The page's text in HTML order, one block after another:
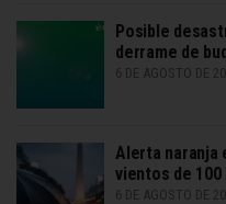
Posible
derrame de
6 DE AGOSTO DE
Alerta naranja
vientos de 100
6 DE AGOSTO DE